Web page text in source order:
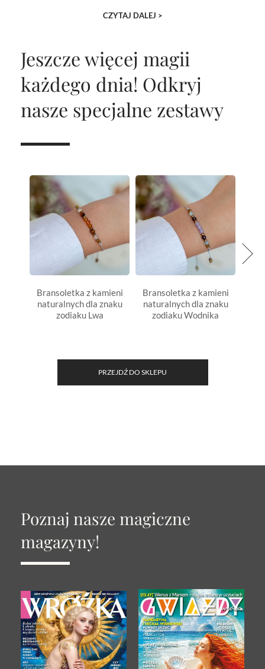
CZYTAJ DALEJ >
Jeszcze więcej magii
każdego dnia! Odkryj
nasze specjalne zestawy
Bransoletka z kamieni
naturalnych dla znaku
zodiaku Lwa
Bransoletka z kamieni
naturalnych dla znaku
zodiaku Wodnika
PRZEJDŹ DO SKLEPU
Poznaj nasze magiczne
magazyny!